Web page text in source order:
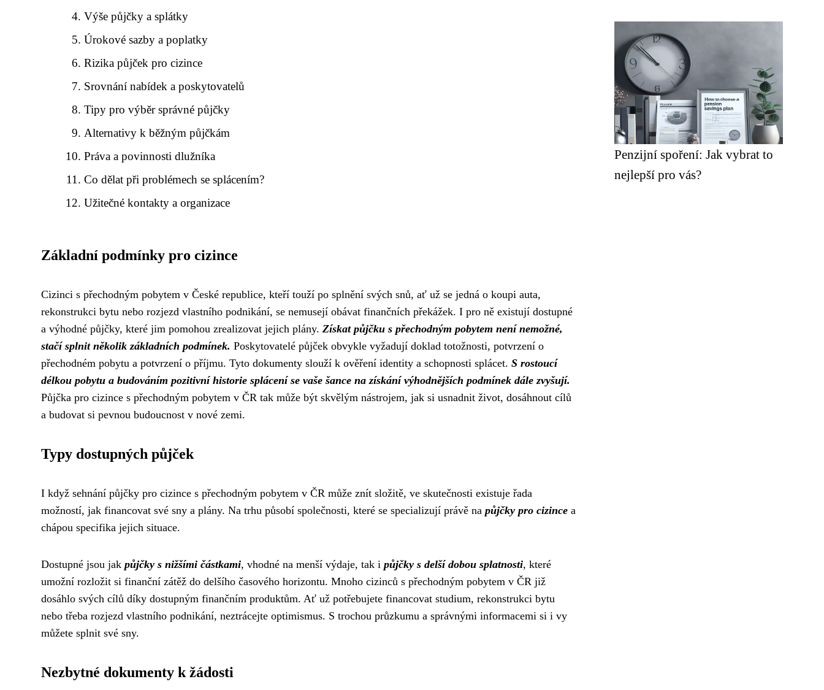
Výše půjčky a splátky
Úrokové sazby a poplatky
Rizika půjček pro cizince
Srovnání nabídek a poskytovatelů
Tipy pro výběr správné půjčky
Alternativy k běžným půjčkám
Práva a povinnosti dlužníka
Co dělat při problémech se splácením?
Užitečné kontakty a organizace
Základní podmínky pro cizince
Cizinci s přechodným pobytem v České republice, kteří touží po splnění svých snů, ať už se jedná o koupi auta,
rekonstrukci bytu nebo rozjezd vlastního podnikání, se nemusejí obávat finančních překážek. I pro ně existují dostupné
a výhodné půjčky, které jim pomohou zrealizovat jejich plány. Získat půjčku s přechodným pobytem není nemožné,
stačí splnit několik základních podmínek. Poskytovatelé půjček obvykle vyžadují doklad totožnosti, potvrzení o
přechodném pobytu a potvrzení o příjmu. Tyto dokumenty slouží k ověření identity a schopnosti splácet. S rostoucí
délkou pobytu a budováním pozitivní historie splácení se vaše šance na získání výhodnějších podmínek dále zvyšují.
Půjčka pro cizince s přechodným pobytem v ČR tak může být skvělým nástrojem, jak si usnadnit život, dosáhnout cílů
a budovat si pevnou budoucnost v nové zemi.
Typy dostupných půjček
I když sehnání půjčky pro cizince s přechodným pobytem v ČR může znít složitě, ve skutečnosti existuje řada
možností, jak financovat své sny a plány. Na trhu působí společnosti, které se specializují právě na půjčky pro cizince a
chápou specifika jejich situace.
Dostupné jsou jak půjčky s nižšími částkami, vhodné na menší výdaje, tak i půjčky s delší dobou splatnosti, které
umožní rozložit si finanční zátěž do delšího časového horizontu. Mnoho cizinců s přechodným pobytem v ČR již
dosáhlo svých cílů díky dostupným finančním produktům. Ať už potřebujete financovat studium, rekonstrukci bytu
nebo třeba rozjezd vlastního podnikání, neztrácejte optimismus. S trochou průzkumu a správnými informacemi si i vy
můžete splnit své sny.
Nezbytné dokumenty k žádosti
Penzijní spoření: Jak vybrat to
nejlepší pro vás?